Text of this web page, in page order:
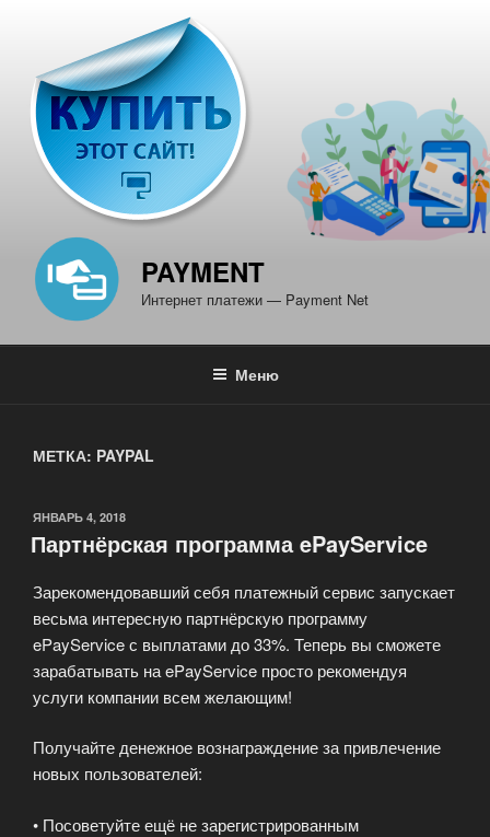
содержимому
PAYMENT
Интернет платежи — Payment Net
Меню
МЕТКА: PAYPAL
ОПУБЛИКОВАНО
ЯНВАРЬ 4, 2018
Партнёрская программа ePayService
Зарекомендовавший себя платежный сервис запускает
весьма интересную партнёрскую программу
ePayService с выплатами до 33%. Теперь вы сможете
зарабатывать на ePayService просто рекомендуя
услуги компании всем желающим!
Получайте денежное вознаграждение за привлечение
новых пользователей:
• Посоветуйте ещё не зарегистрированным